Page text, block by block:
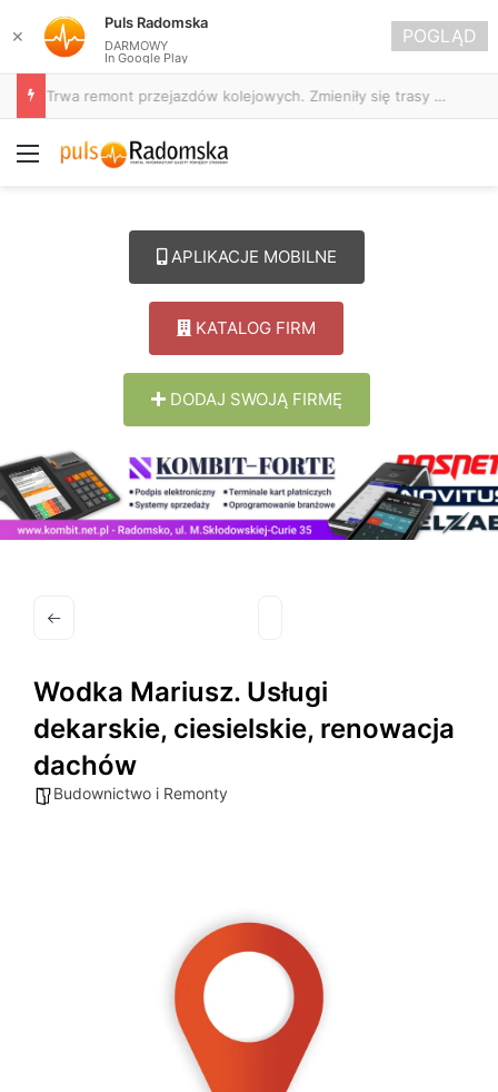
Trwa remont przejazdów kolejowych. Zmieniły się trasy autobusów MPK w Radomsku
Menu
APLIKACJE MOBILNE
KATALOG FIRM
DODAJ SWOJĄ FIRMĘ
Wodka Mariusz. Usługi
dekarskie, ciesielskie, renowacja
dachów
Budownictwo i Remonty
✕
Puls Radomska
DARMOWY
In Google Play
POGLĄD